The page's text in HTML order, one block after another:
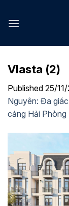
Vlasta (2)
Published 25/
Nguyên: Đa
cảng Hải Phòng